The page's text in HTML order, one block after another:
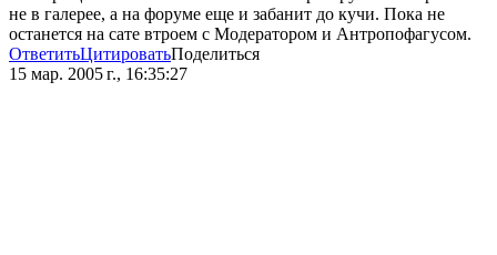
не в галерее, а на форуме еще и забанит до кучи. Пока не
останется на сате втроем с Модератором и Антропофагусом.
ОтветитьЦитироватьПоделиться
15 мар. 2005 г., 16:35:27